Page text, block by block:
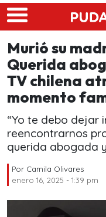
Skip to main content
Murió su
Querida
TV chilena
momento
“Yo te debo dejar
reencontrarnos
querida abogada
Por Camila Olivares
enero 16, 2025 - 1:39 pm